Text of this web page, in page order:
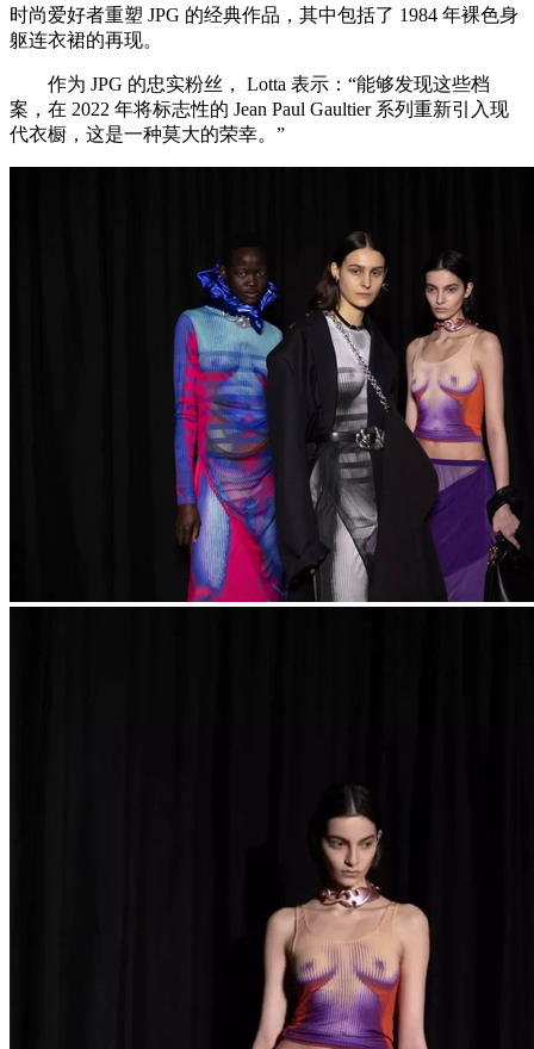
时尚爱好者重塑 JPG 的经典作品，其中包括了 1984 年裸色身
躯连衣裙的再现。
作为 JPG 的忠实粉丝， Lotta 表示：“能够发现这些档
案，在 2022 年将标志性的 Jean Paul Gaultier 系列重新引入现
代衣橱，这是一种莫大的荣幸。”